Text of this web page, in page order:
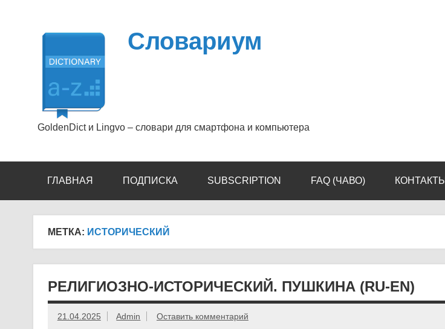
Словариум
GoldenDict и Lingvo – словари для смартфона и компьютера
ГЛАВНАЯ ПОДПИСКА SUBSCRIPTION FAQ (ЧАВО) КОНТАКТЫ
МЕТКА: ИСТОРИЧЕСКИЙ
РЕЛИГИОЗНО-ИСТОРИЧЕСКИЙ. ПУШКИНА (RU-EN)
21.04.2025 Admin Оставить комментарий